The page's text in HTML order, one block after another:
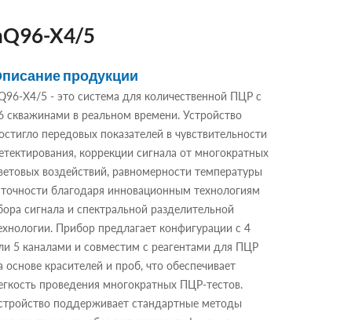
X4/5
продукции
X4/5 - это система для количественной ПЦР с
скважинами в реальном времени. Устройство
передовых показателей в чувствительности
коррекции сигнала от многократных
воздействий, равномерности температуры
благодаря инновационным технологиям
сигнала и спектральной разделительной
Прибор предлагает конфигурации с 4
5 каналами и совместим с реагентами для ПЦР
основе красителей и проб, что обеспечивает
проведения многократных ПЦР-тестов.
поддерживает стандартные методы